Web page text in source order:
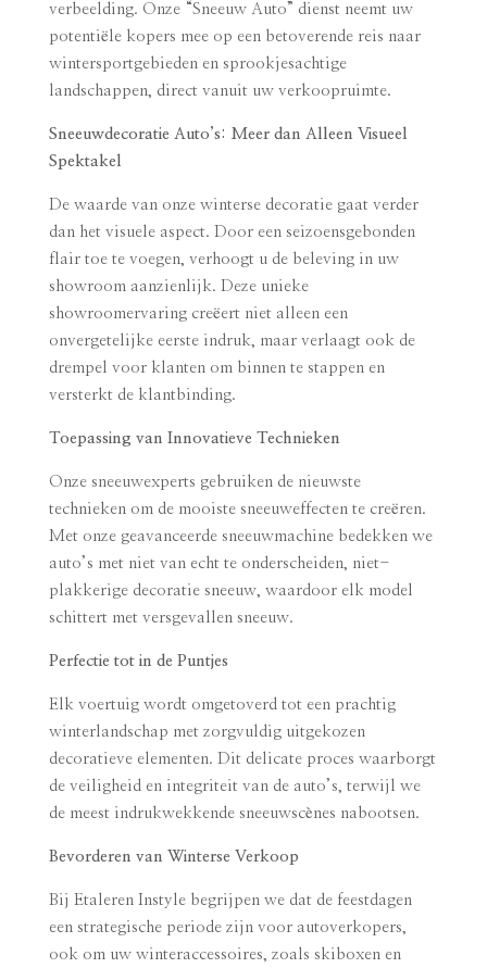
verbeelding. Onze “Sneeuw Auto” dienst neemt uw
potentiële kopers mee op een betoverende reis naar
wintersportgebieden en sprookjesachtige
landschappen, direct vanuit uw verkoopruimte.
Sneeuwdecoratie Auto’s: Meer dan Alleen Visueel
Spektakel
De waarde van onze winterse decoratie gaat verder
dan het visuele aspect. Door een seizoensgebonden
flair toe te voegen, verhoogt u de beleving in uw
showroom aanzienlijk. Deze unieke
showroomervaring creëert niet alleen een
onvergetelijke eerste indruk, maar verlaagt ook de
drempel voor klanten om binnen te stappen en
versterkt de klantbinding.
Toepassing van Innovatieve Technieken
Onze sneeuwexperts gebruiken de nieuwste
technieken om de mooiste sneeuweffecten te creëren.
Met onze geavanceerde sneeuwmachine bedekken we
auto’s met niet van echt te onderscheiden, niet-
plakkerige decoratie sneeuw, waardoor elk model
schittert met versgevallen sneeuw.
Perfectie tot in de Puntjes
Elk voertuig wordt omgetoverd tot een prachtig
winterlandschap met zorgvuldig uitgekozen
decoratieve elementen. Dit delicate proces waarborgt
de veiligheid en integriteit van de auto’s, terwijl we
de meest indrukwekkende sneeuwscènes nabootsen.
Bevorderen van Winterse Verkoop
Bij Etaleren Instyle begrijpen we dat de feestdagen
een strategische periode zijn voor autoverkopers,
ook om uw winteraccessoires, zoals skiboxen en